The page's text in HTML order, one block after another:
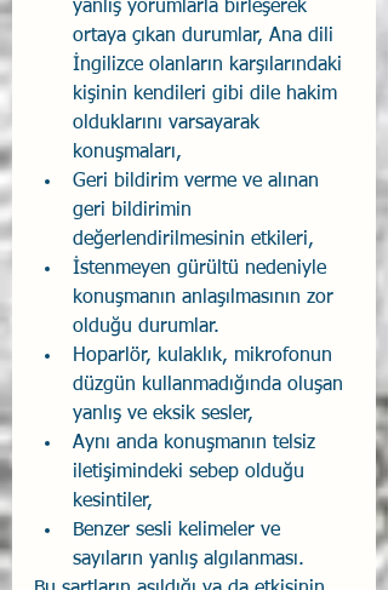
yanlış yorumlarla birleşerek
ortaya çıkan durumlar, Ana dili
İngilizce olanların karşılarındaki
kişinin kendileri gibi dile hakim
olduklarını varsayarak
konuşmaları,
Geri bildirim verme ve alınan
geri bildirimin
değerlendirilmesinin etkileri,
İstenmeyen gürültü nedeniyle
konuşmanın anlaşılmasının zor
olduğu durumlar.
Hoparlör, kulaklık, mikrofonun
düzgün kullanmadığında oluşan
yanlış ve eksik sesler,
Aynı anda konuşmanın telsiz
iletişimindeki sebep olduğu
kesintiler,
Benzer sesli kelimeler ve
sayıların yanlış algılanması.